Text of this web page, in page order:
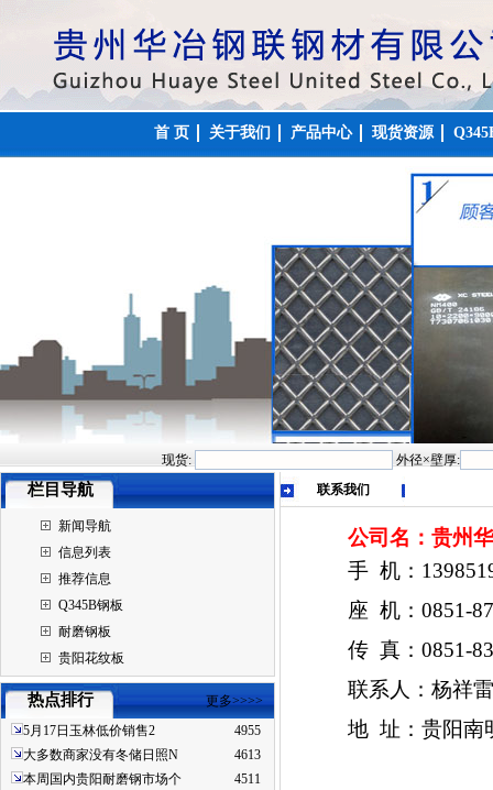
首 页 关于我们 产品中心 现货资源
现货: 外径×壁厚:
栏目导航
新闻导航
信息列表
推荐信息
Q345B钢板
耐磨钢板
贵阳花纹板
热点排行
更多>>>>
5月17日玉林低价销售2
4955
大多数商家没有冬储日照N
4613
本周国内贵阳耐磨钢市场个
4511
联系我们
公司名：贵州
手 机：
座 机：0851-
传 真：0851-
联系人：杨祥雷
地 址：贵阳南